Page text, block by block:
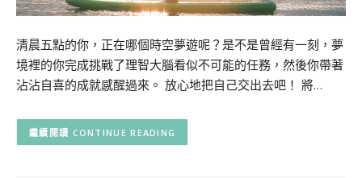
清晨五點的你，正在哪個時空夢遊呢？是不是曾經有一刻，夢
境裡的你完成挑戰了理智大腦看似不可能的任務，然後你帶著
沾沾自喜的成就感醒過來。 放心地把自己交出去吧！ 將…
CONTINUE READING